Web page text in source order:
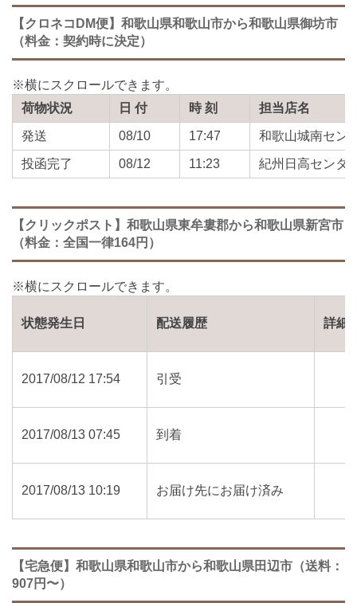
【クロネコDM便】和歌山県和歌山市から和歌山県御坊市
（料金：契約時に決定）
荷物状況 日 付 時 刻 担当店名
発送 08/10 17:47 和歌山城南セン
投函完了 08/12 11:23 紀州日高センタ
【クリックポスト】和歌山県東牟婁郡から和歌山県新宮市
（料金：全国一律164円）
状態発生日 配送履歴 詳細
2017/08/12 17:54 引受
2017/08/13 07:45 到着
2017/08/13 10:19 お届け先にお届け済み
【宅急便】和歌山県和歌山市から和歌山県田辺市（送料：
907円〜）